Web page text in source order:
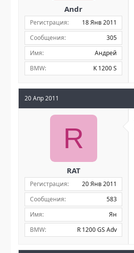
Andr
Регистрация
18 Янв 2011
Сообщения
305
Имя
Андрей
BMW
K 1200 S
20 Апр 2011
R
RAT
Регистрация
20 Янв 2011
Сообщения
583
Имя
Ян
BMW
R 1200 GS Adv